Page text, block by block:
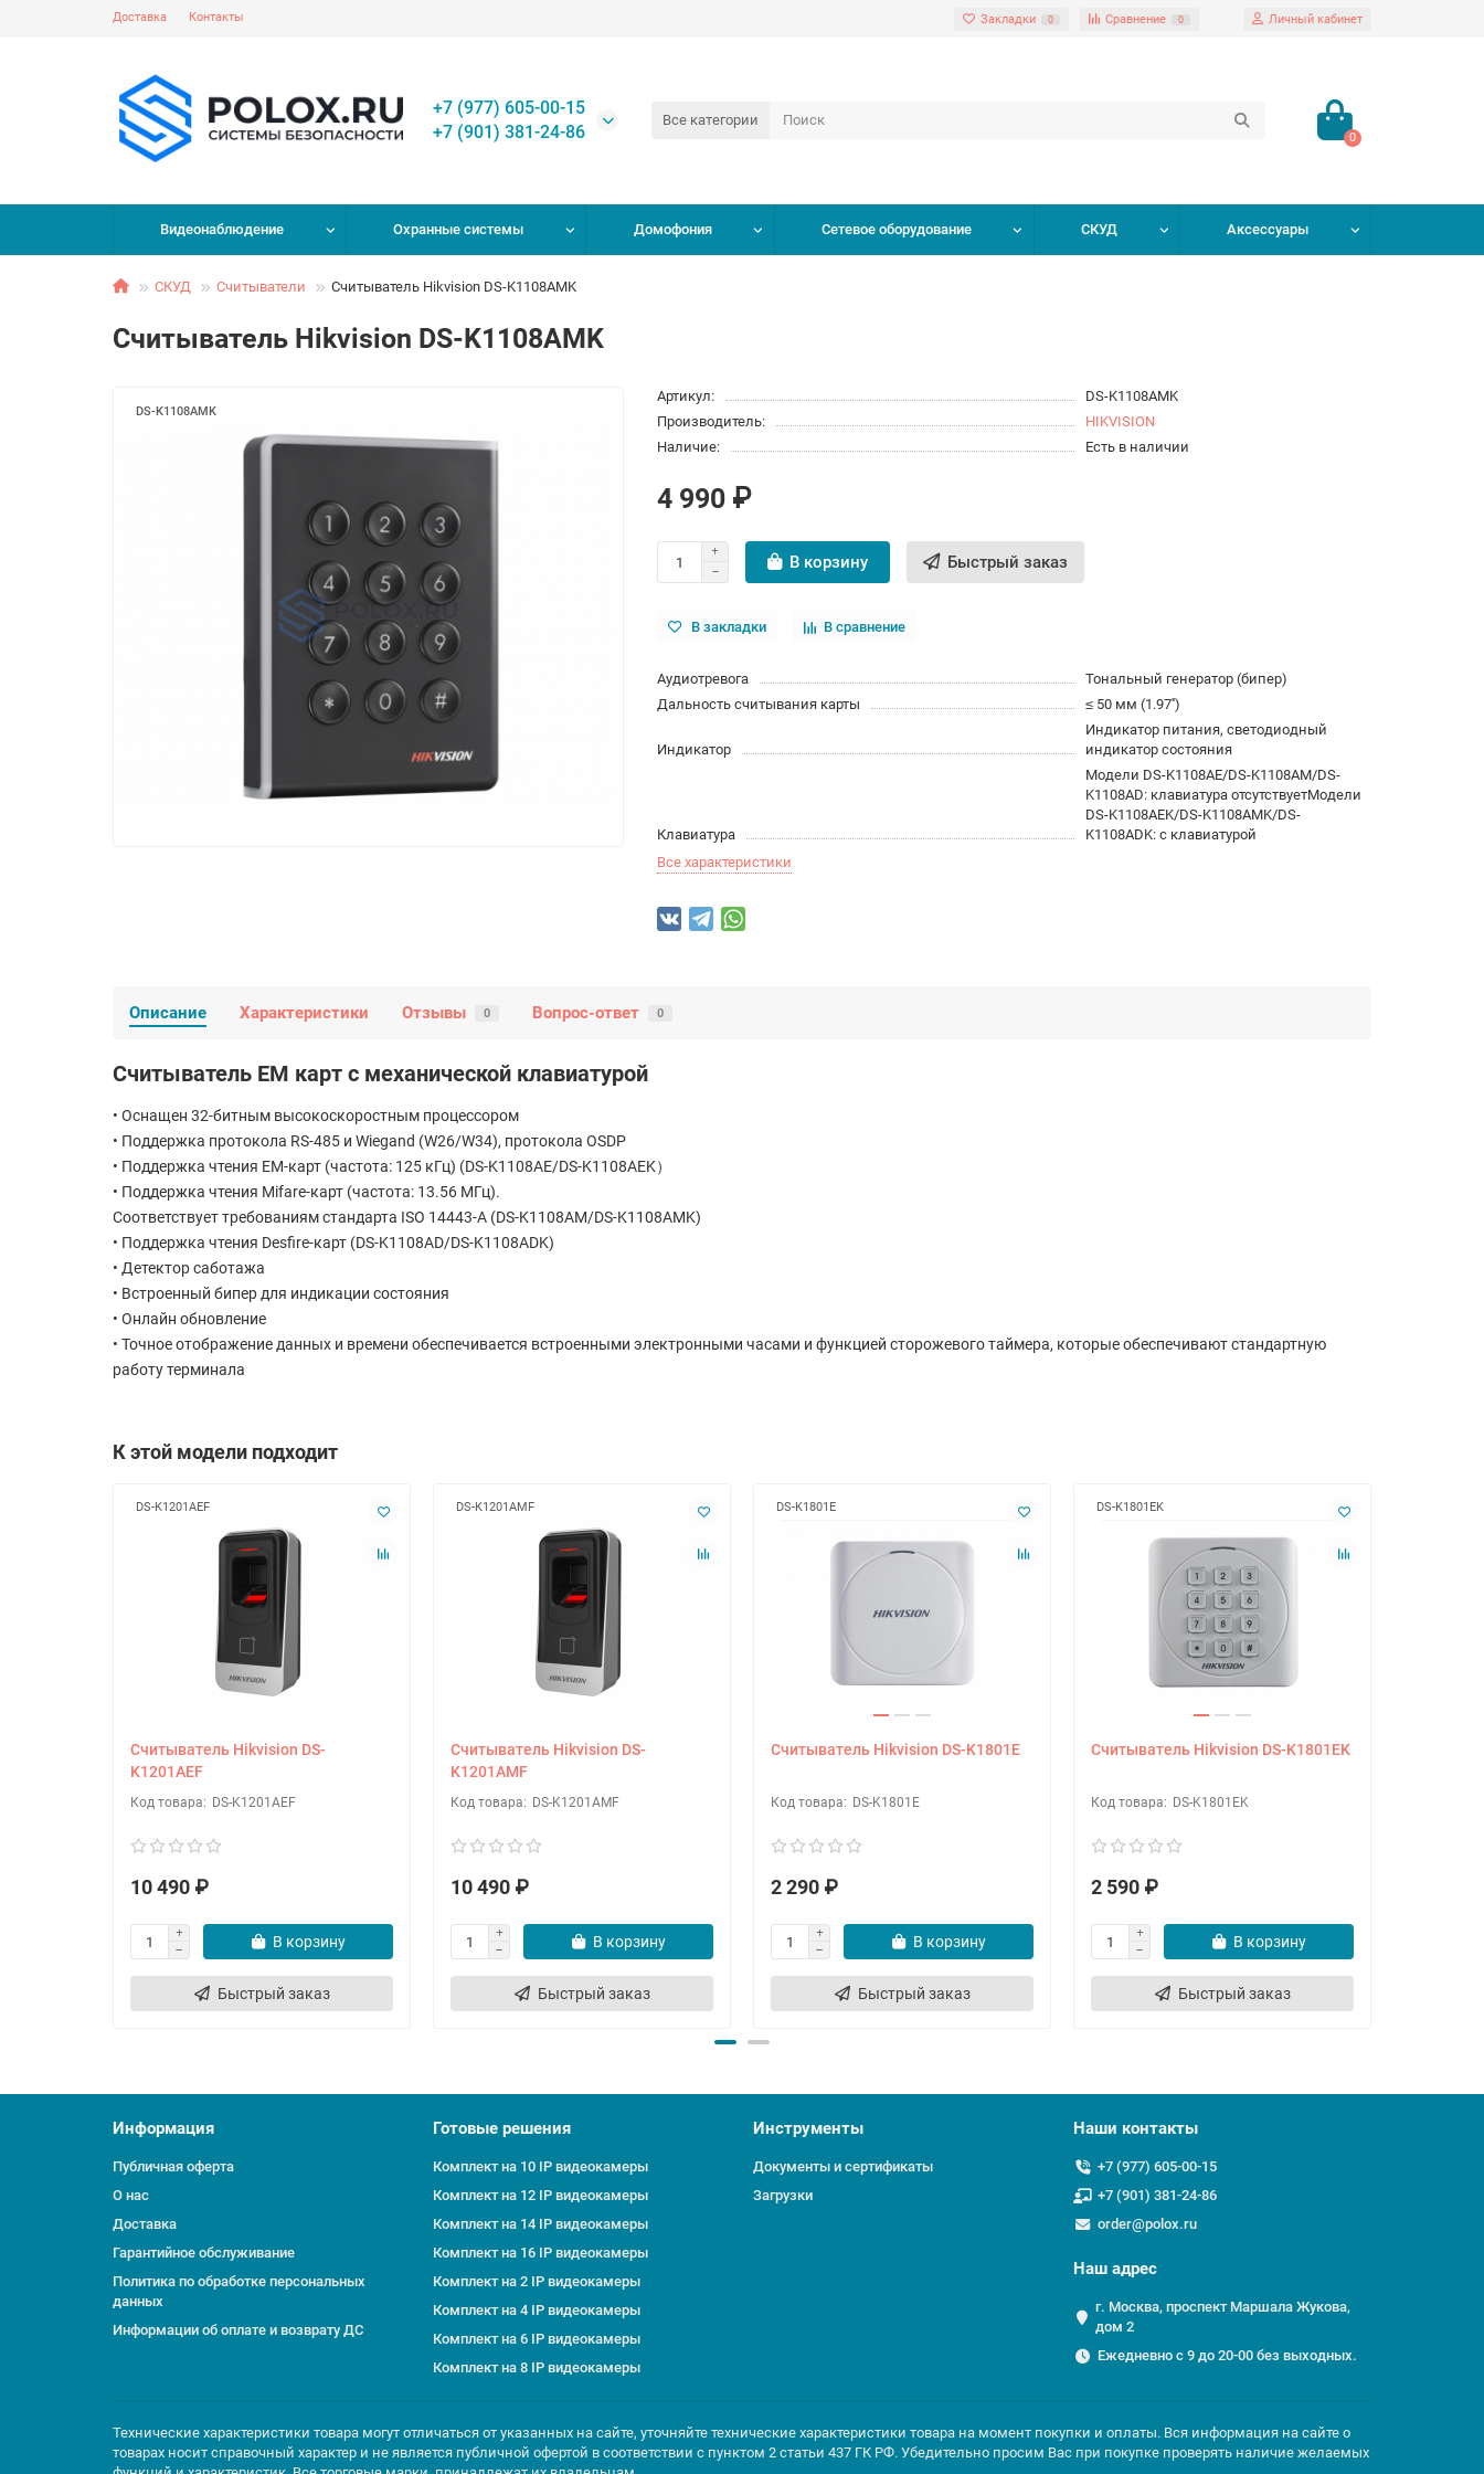
Доставка Контакты Закладки 0 Сравнение 0 Личный кабинет
Все категории
+7 (977) 605-00-15
+7 (901) 381-24-86
0
Видеонаблюдение Охранные системы Домофония Сетевое оборудование СКУД Аксессуары
СКУД Считыватели Считыватель Hikvision DS-K1108AMK
Считыватель Hikvision DS-K1108AMK
DS-K1108AMK
Артикул:
DS-K1108AMK
Производитель:
HIKVISION
Наличие:
Есть в наличии
4 990 ₽
В корзину Быстрый заказ
В закладки В сравнение
Аудиотревога
Тональный генератор (бипер)
Дальность считывания карты
≤ 50 мм (1.97'')
Индикатор
Индикатор питания, светодиодный
индикатор состояния
Клавиатура
Модели DS-K1108AE/DS-K1108AM/DS-
K1108AD: клавиатура отсутствуетМодели
DS-K1108AEK/DS-K1108AMK/DS-
K1108ADK: с клавиатурой
Все характеристики
Описание Характеристики Отзывы 0 Вопрос-ответ 0
Считыватель EM карт с механической клавиатурой
• Оснащен 32-битным высокоскоростным процессором
• Поддержка протокола RS-485 и Wiegand (W26/W34), протокола OSDP
• Поддержка чтения EM-карт (частота: 125 кГц) (DS-K1108AE/DS-K1108AEK）
• Поддержка чтения Mifare-карт (частота: 13.56 МГц).
Соответствует требованиям стандарта ISO 14443-A (DS-K1108AM/DS-K1108AMK)
• Поддержка чтения Desfire-карт (DS-K1108AD/DS-K1108ADK)
• Детектор саботажа
• Встроенный бипер для индикации состояния
• Онлайн обновление
• Точное отображение данных и времени обеспечивается встроенными электронными часами и функцией сторожевого таймера, которые обеспечивают стандартную
работу терминала
К этой модели подходит
DS-K1201AEF
Считыватель Hikvision DS-
K1201AEF
DS-K1201AEF
10 490 ₽
В корзину
Быстрый заказ
DS-K1201AMF
Считыватель Hikvision DS-
K1201AMF
DS-K1201AMF
10 490 ₽
В корзину
Быстрый заказ
DS-K1801E
Считыватель Hikvision DS-K1801E
DS-K1801E
2 290 ₽
В корзину
Быстрый заказ
DS-K1801EK
Считыватель Hikvision DS-K1801EK
DS-K1801EK
2 590 ₽
В корзину
Быстрый заказ
Информация
Публичная оферта
О нас
Доставка
Гарантийное обслуживание
Политика по обработке персональных
данных
Информации об оплате и возврату ДС
Готовые решения
Комплект на 10 IP видеокамеры
Комплект на 12 IP видеокамеры
Комплект на 14 IP видеокамеры
Комплект на 16 IP видеокамеры
Комплект на 2 IP видеокамеры
Комплект на 4 IP видеокамеры
Комплект на 6 IP видеокамеры
Комплект на 8 IP видеокамеры
Инструменты
Документы и сертификаты
Загрузки
Наши контакты
+7 (977) 605-00-15
+7 (901) 381-24-86
order@polox.ru
Наш адрес
г. Москва, проспект Маршала Жукова,
дом 2
Ежедневно с 9 до 20-00 без выходных.
Технические характеристики товара могут отличаться от указанных на сайте, уточняйте технические характеристики товара на момент покупки и оплаты. Вся информация на сайте о
товарах носит справочный характер и не является публичной офертой в соответствии с пунктом 2 статьи 437 ГК РФ. Убедительно просим Вас при покупке проверять наличие желаемых